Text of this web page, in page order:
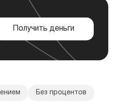
Получить деньги
Без процентов